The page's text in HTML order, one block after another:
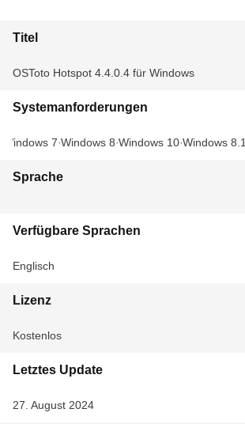
Titel
OSToto Hotspot 4.4.0.4 für Windows
Systemanforderungen
Windows 7 Windows 8 Windows 10 Windows 8.1
Sprache
Verfügbare Sprachen
Englisch
Lizenz
Kostenlos
Letztes Update
27. August 2024